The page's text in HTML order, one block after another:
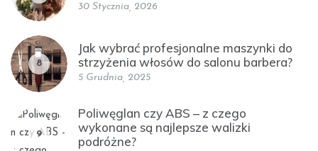
30 Stycznia, 2026
8
Jak wybrać profesjonalne maszynki do
strzyżenia włosów do salonu barbera?
5 Grudnia, 2025
9
Poliwęglan czy ABS – z czego
wykonane są najlepsze walizki
podróżne?